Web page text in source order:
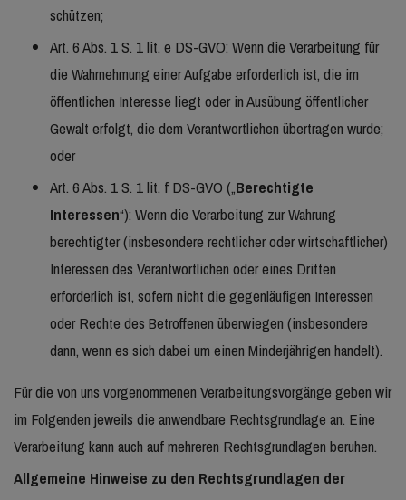
schützen;
Art. 6 Abs. 1 S. 1 lit. e DS-GVO: Wenn die Verarbeitung für
die Wahrnehmung einer Aufgabe erforderlich ist, die im
öffentlichen Interesse liegt oder in Ausübung öffentlicher
Gewalt erfolgt, die dem Verantwortlichen übertragen wurde;
oder
Art. 6 Abs. 1 S. 1 lit. f DS-GVO („Berechtigte
Interessen“): Wenn die Verarbeitung zur Wahrung
berechtigter (insbesondere rechtlicher oder wirtschaftlicher)
Interessen des Verantwortlichen oder eines Dritten
erforderlich ist, sofern nicht die gegenläufigen Interessen
oder Rechte des Betroffenen überwiegen (insbesondere
dann, wenn es sich dabei um einen Minderjährigen handelt).
Für die von uns vorgenommenen Verarbeitungsvorgänge geben wir
im Folgenden jeweils die anwendbare Rechtsgrundlage an. Eine
Verarbeitung kann auch auf mehreren Rechtsgrundlagen beruhen.
Allgemeine Hinweise zu den Rechtsgrundlagen der